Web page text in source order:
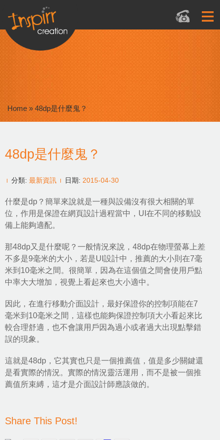
Home » 48dp是什麼鬼？
48dp是什麼鬼？
分類: 最新資訊 日期: 2015-04-30
什麼是dp？簡單來說就是一種與設備沒有很大相關的單
位，作用是保證在網頁設計過程當中，UI在不同的移動設
備上能夠適配。
那48dp又是什麼呢？一般情況來說，48dp在物理螢幕上差
不多是9毫米的大小，若是UI設計中，推薦的大小則在7毫
米到10毫米之間。很簡單，因為在這個值之間會使用戶點
中率大大增加，視覺上看起來也大小適中。
因此，在進行移動介面設計，最好保證你的控制項能在7
毫米到10毫米之間，這樣也能夠保證控制項大小看起來比
較合理舒適，也不會讓用戶因為過小或者過大出現點擊錯
誤的現象。
這就是48dp，它其實也只是一個推薦值，值是多少關鍵還
是看實際的情況。實際的情況靈活運用，而不是被一個推
薦值所束縛，這才是介面設計師應該做的。
Share This Post!